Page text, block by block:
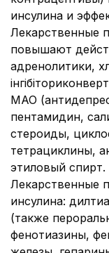
инсулина и
Лекарственные
повышают
адренолитики,
МАО
пентамидин,
стероиды,
тетрациклины,
этиловый спирт.
Лекарственные
инсулина:
(также
фенотиазины,